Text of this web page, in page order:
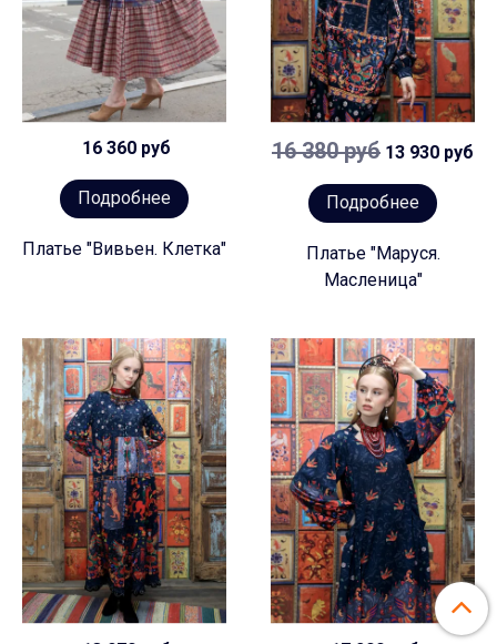
16 360 руб
Подробнее
Платье "Вивьен. Клетка"
16 380 руб 13 930 руб
Подробнее
Платье "Маруся.
Масленица"